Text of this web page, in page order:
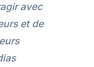
avec
et de